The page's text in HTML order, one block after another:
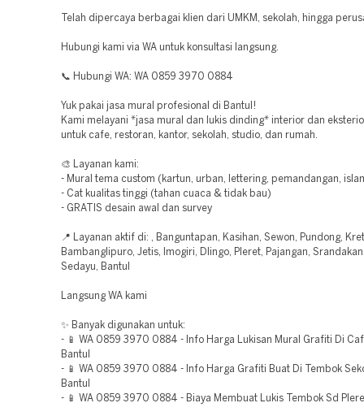
Telah dipercaya berbagai klien dari UMKM, sekolah, hingga
Hubungi kami via WA untuk konsultasi langsung.
📞 Hubungi WA: WA 0859 3970 0884
Yuk pakai jasa mural profesional di Bantul!
Kami melayani *jasa mural dan lukis dinding* interior dan
untuk cafe, restoran, kantor, sekolah, studio, dan rumah.
🎨 Layanan kami:
- Mural tema custom (kartun, urban, lettering, pemandangan,
- Cat kualitas tinggi (tahan cuaca & tidak bau)
- GRATIS desain awal dan survey
📍 Layanan aktif di: , Banguntapan, Kasihan, Sewon, Pundong,
Bambanglipuro, Jetis, Imogiri, Dlingo, Pleret, Pajangan,
Sedayu, Bantul
Langsung WA kami
✨ Banyak digunakan untuk:
- 📱 WA 0859 3970 0884 - Info Harga Lukisan Mural Grafiti Di
Bantul
- 📱 WA 0859 3970 0884 - Info Harga Grafiti Buat Di Tembok
Bantul
- 📱 WA 0859 3970 0884 - Biaya Membuat Lukis Tembok Sd